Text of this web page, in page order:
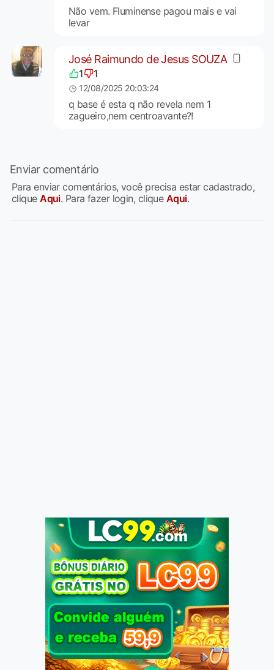
Não vem. Fluminense pagou mais e vai
levar
José Raimundo de Jesus SOUZA
1 1
12/08/2025 20:03:24
q base é esta q não revela nem 1
zagueiro,nem centroavante?!
Enviar comentário
Para enviar comentários, você precisa estar cadastrado,
cliqueAqui. Para fazer login, clique Aqui.